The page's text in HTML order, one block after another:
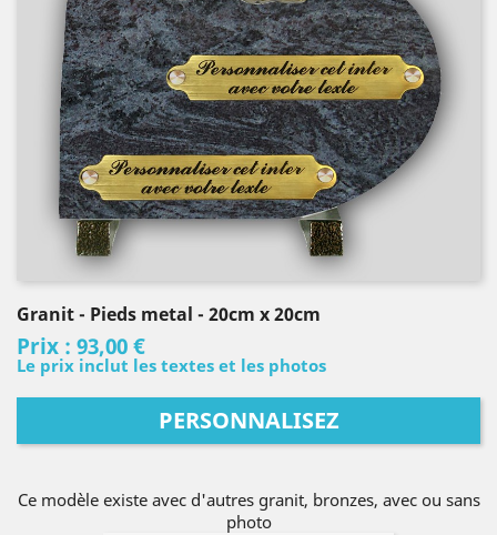
Granit- Pieds metal - 20cm x 20cm
Prix : 93,00 €
Le prix inclut les textes et les photos
PERSONNALISEZ
Ce modèle existe avec d'autres granit, bronzes, avec ou sans
photo